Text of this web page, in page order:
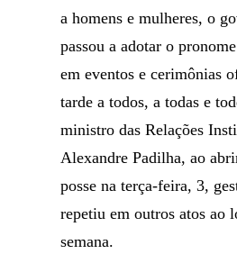
a homens e mulheres, o
passou a adotar o
em eventos e cerimônias
tarde a todos, a todas e
ministro das Relações
Alexandre Padilha, ao
posse na terça-feira, 3,
repetiu em outros atos ao
semana.